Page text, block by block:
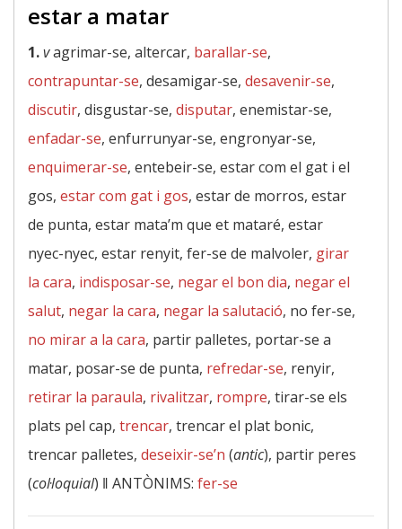
estar a matar
1.vagrimar-se, altercar, barallar-se,
contrapuntar-se, desamigar-se, desavenir-se,
discutir, disgustar-se, disputar, enemistar-se,
enfadar-se, enfurrunyar-se, engronyar-se,
enquimerar-se, entebeir-se, estar com el gat i el
gos, estar com gat i gos, estar de morros, estar
de punta, estar mata’m que et mataré, estar
nyec-nyec, estar renyit, fer-se de malvoler, girar
la cara, indisposar-se, negar el bon dia, negar el
salut, negar la cara, negar la salutació, no fer-se,
no mirar a la cara, partir palletes, portar-se a
matar, posar-se de punta, refredar-se, renyir,
retirar la paraula, rivalitzar, rompre, tirar-se els
plats pel cap, trencar, trencar el plat bonic,
trencar palletes, deseixir-se’n (antic), partir peres
(col·loquial) ‖ ANTÒNIMS: fer-se